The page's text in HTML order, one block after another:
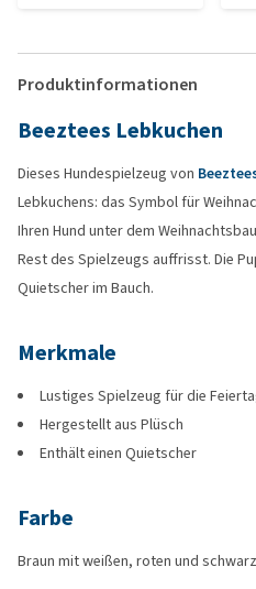
Produktinformationen
Beeztees Lebkuchen
Dieses Hundespielzeug von
Lebkuchens: das Symbol für
Ihren Hund unter dem
Rest des Spielzeugs auffrisst. Die
Quietscher im Bauch.
Merkmale
Lustiges Spielzeug für die
Hergestellt aus Plüsch
Enthält einen Quietscher
Farbe
Braun mit weißen, roten und